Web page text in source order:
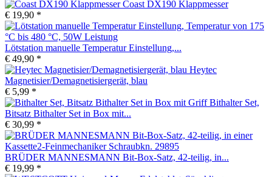
Coast DX190 Klappmesser
€ 19,90 *
Lötstation manuelle Temperatur Einstellung,...
€ 49,90 *
Heytec
Magnetisier/Demagnetisiergerät, blau
€ 5,99 *
Bithalter Set,
Bitsatz Bithalter Set in Box mit...
€ 30,99 *
BRÜDER MANNESMANN Bit-Box-Satz, 42-teilig, in...
€ 19,99 *